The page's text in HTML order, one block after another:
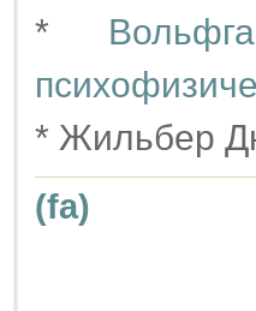
*
* Жильбер
(fa)